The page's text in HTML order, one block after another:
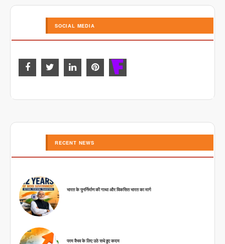
SOCIAL MEDIA
RECENT NEWS
भारत के पुनर्निर्माण की गाथा और विकसित भारत का मार्ग
परम वैभव के लिए उठे सधे हुए कदम